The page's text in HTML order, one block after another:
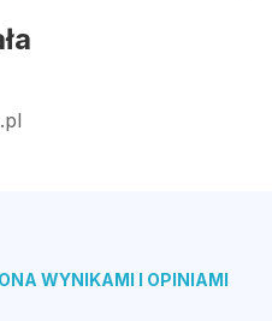
WYNIKAMI I OPINIAMI
z Adsymalnie, mogę